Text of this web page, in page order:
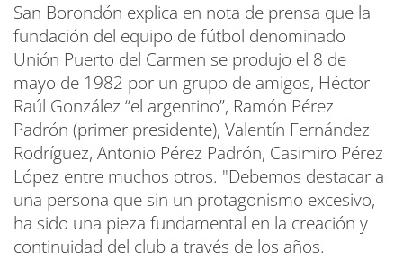
San Borondón explica en nota de prensa que la
fundación del equipo de fútbol denominado
Unión Puerto del Carmen se produjo el 8 de
mayo de 1982 por un grupo de amigos, Héctor
Raúl González “el argentino”, Ramón Pérez
Padrón (primer presidente), Valentín Fernández
Rodríguez, Antonio Pérez Padrón, Casimiro Pérez
López entre muchos otros. "Debemos destacar a
una persona que sin un protagonismo excesivo,
ha sido una pieza fundamental en la creación y
continuidad del club a través de los años.